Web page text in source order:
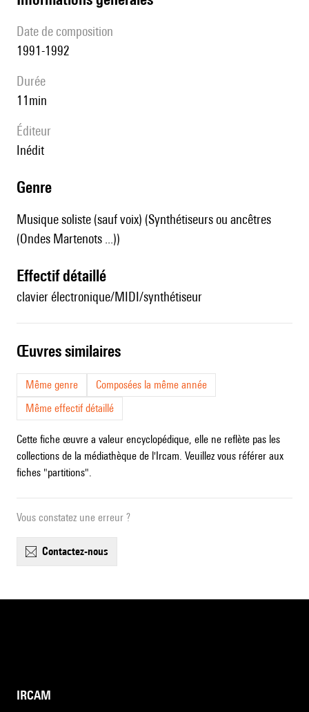
date de composition
1991-1992
durée
11min
éditeur
Inédit
genre
Musique soliste (sauf voix) (Synthétiseurs ou ancêtres
(Ondes Martenots ...))
effectif détaillé
clavier électronique/MIDI/synthétiseur
œuvres similaires
Même genre
Composées la même année
Même effectif détaillé
Cette fiche œuvre a valeur encyclopédique, elle ne reflète pas les
collections de la médiathèque de l'Ircam. Veuillez vous référer aux
fiches "partitions".
Vous constatez une erreur ?
contactez-nous
IRCAM